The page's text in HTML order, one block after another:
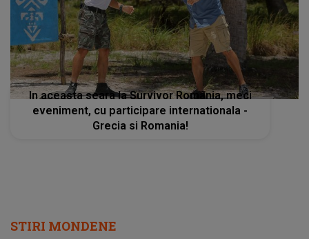
In aceasta seara la Survivor România, meci
eveniment, cu participare internationala -
Grecia si Romania!
STIRI MONDENE